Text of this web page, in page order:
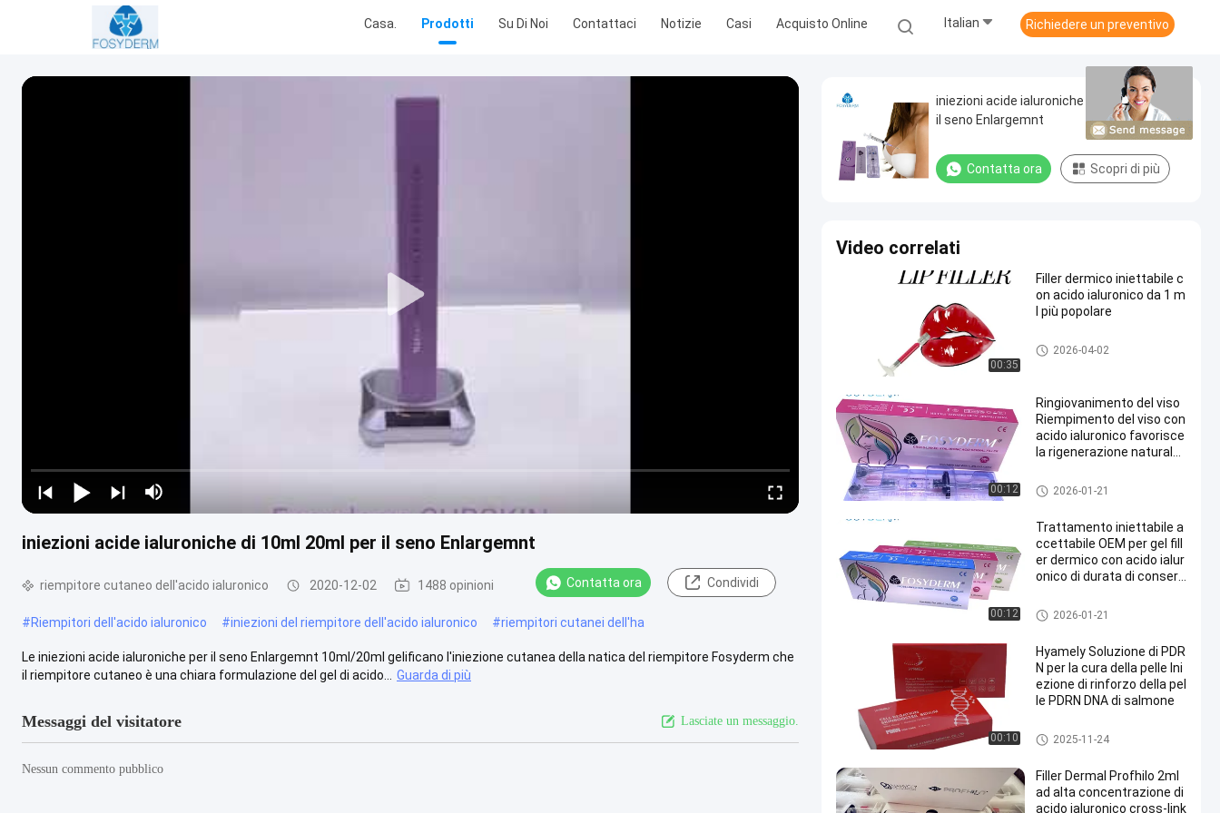
Casa. Prodotti Su Di Noi Contattaci Notizie Casi Acquisto Online Italian Richiedere un preventivo
iniezioni acide ialuroniche di 10ml 20ml per il seno Enlargemnt
riempitore cutaneo dell'acido ialuronico 2020-12-02 1488 opinioni Contatta ora Condividi
#Riempitori dell'acido ialuronico #iniezioni del riempitore dell'acido ialuronico #riempitori cutanei dell'ha
Le iniezioni acide ialuroniche per il seno Enlargemnt 10ml/20ml gelificano l'iniezione cutanea della natica del riempitore Fosyderm che
il riempitore cutaneo è una chiara formulazione del gel di acido...
Guarda di più
Messaggi del visitatore Lasciate un messaggio.
Nessun commento pubblico
iniezioni acide ialuroniche di 10ml 20ml per
il seno Enlargemnt
Contatta ora Scopri di più
Video correlati
00:35
Filler dermico iniettabile c
on acido ialuronico da 1 m
l più popolare
riempitore cutaneo dell'acido i
aluronico
2026-04-02
00:12
Ringiovanimento del viso
Riempimento del viso con
acido ialuronico favorisce
la rigenerazione naturale
anile
riempitore cutaneo dell'acido i
aluronico
2026-01-21
00:12
Trattamento iniettabile a
ccettabile OEM per gel fill
er dermico con acido ialur
onico di durata di conserv
ovanimento della pelle e il
ripristino del volume
riempitore cutaneo dell'acido i
aluronico
2026-01-21
00:10
Hyamely Soluzione di PDR
N per la cura della pelle Ini
ezione di rinforzo della pel
le PDRN DNA di salmone
estetico2025-11-24
Filler Dermal Profhilo 2ml
ad alta concentrazione di
acido ialuronico cross-link